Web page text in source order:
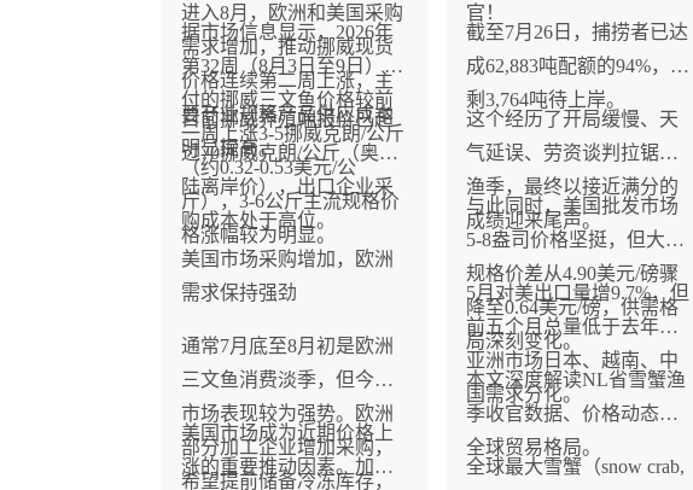
进入8月，欧洲和美国采购
需求增加，推动挪威现货
价格连续第二周上涨，主
要商业规格产品供应成本
明显提高。
据市场信息显示，2026年
第32周（8月3日至9日）交
付的挪威三文鱼价格较前
一周上涨3-5挪威克朗/公斤
（约0.32-0.53美元/公
斤），3-6公斤主流规格价
格涨幅较为明显。
目前挪威养殖端报价已超
过70挪威克朗/公斤（奥斯
陆离岸价），出口企业采
购成本处于高位。
美国市场采购增加，欧洲
需求保持强劲
通常7月底至8月初是欧洲
三文鱼消费淡季，但今年
市场表现较为强势。欧洲
部分加工企业增加采购，
希望提前储备冷冻库存，
美国市场成为近期价格上
涨的重要推动因素。加拿
官！
截至7月26日，捕捞者已达
成62,883吨配额的94%，仅
剩3,764吨待上岸。
这个经历了开局缓慢、天
气延误、劳资谈判拉锯的
渔季，最终以接近满分的
成绩迎来尾声。
与此同时，美国批发市场
5-8盎司价格坚挺，但大小
规格价差从4.90美元/磅骤
降至0.64美元/磅，供需格
局深刻变化。
5月对美出口量增9.7%，但
前五个月总量低于去年，
亚洲市场日本、越南、中
国需求分化。
本文深度解读NL省雪蟹渔
季收官数据、价格动态与
全球贸易格局。
全球最大雪蟹（snow crab,